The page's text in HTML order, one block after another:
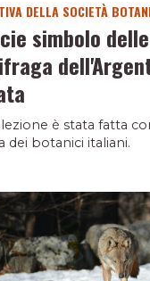
DELLA SOCIETÀ
simbolo
è stata fatta
dei botanici italiani.